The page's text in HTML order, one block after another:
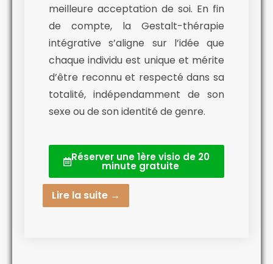
meilleure acceptation de soi. En fin
de compte, la Gestalt-thérapie
intégrative s’aligne sur l’idée que
chaque individu est unique et mérite
d’être reconnu et respecté dans sa
totalité, indépendamment de son
sexe ou de son identité de genre.
Réserver une 1ère visio de 20
minute gratuite
Lire la suite →